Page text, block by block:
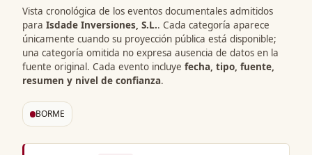
Vista cronológica de los eventos documentales admitidos
para Isdade Inversiones, S.L.. Cada categoría aparece
únicamente cuando su proyección pública está disponible;
una categoría omitida no expresa ausencia de datos en la
fuente original. Cada evento incluye fecha, tipo, fuente,
resumen y nivel de confianza.
BORME